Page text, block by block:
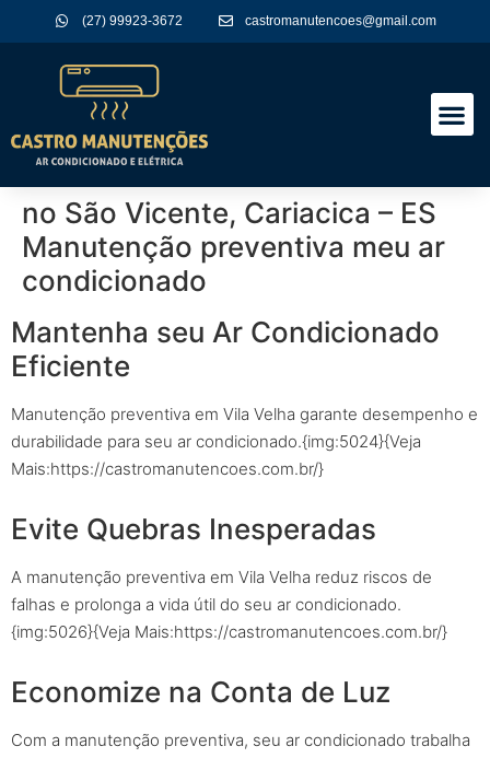
(27) 99923-3672 castromanutencoes@gmail.com
no São Vicente, Cariacica – ES
Manutenção preventiva meu ar
condicionado
Mantenha seu Ar Condicionado
Eficiente
Manutenção preventiva em Vila Velha garante desempenho e
durabilidade para seu ar condicionado.{img:5024}{Veja
Mais:https://castromanutencoes.com.br/}
Evite Quebras Inesperadas
A manutenção preventiva em Vila Velha reduz riscos de
falhas e prolonga a vida útil do seu ar condicionado.
{img:5026}{Veja Mais:https://castromanutencoes.com.br/}
Economize na Conta de Luz
Com a manutenção preventiva, seu ar condicionado trabalha